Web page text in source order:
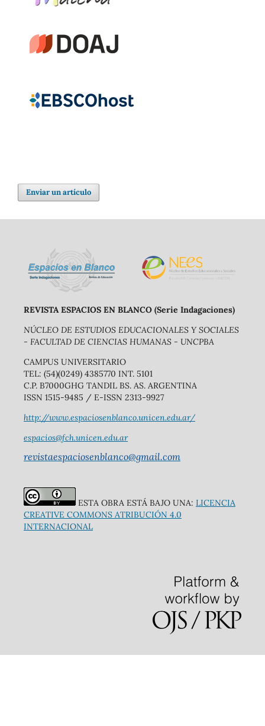
Enviar un artículo
REVISTA ESPACIOS EN BLANCO (Serie Indagaciones)
NÚCLEO DE ESTUDIOS EDUCACIONALES Y SOCIALES
- FACULTAD DE CIENCIAS HUMANAS - UNCPBA
CAMPUS UNIVERSITARIO
TEL: (54)(0249) 4385770 INT. 5101
C.P. B7000GHG TANDIL BS. AS. ARGENTINA
ISSN 1515-9485 / E-ISSN 2313-9927
http://www.espaciosenblanco.unicen.edu.ar/
espacios@fch.unicen.edu.ar
revistaespaciosenblanco@gmail.com
ESTA OBRA ESTÁ BAJO UNA: LICENCIA
CREATIVE COMMONS ATRIBUCIÓN 4.0
INTERNACIONAL